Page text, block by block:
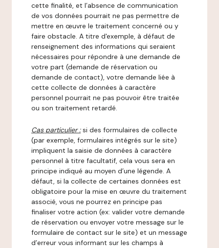
cette finalité, et l’absence de communication
de vos données pourrait ne pas permettre de
mettre en œuvre le traitement concerné ou y
faire obstacle. A titre d'exemple, à défaut de
renseignement des informations qui seraient
nécessaires pour répondre à une demande de
votre part (demande de réservation ou
demande de contact), votre demande liée à
cette collecte de données à caractère
personnel pourrait ne pas pouvoir être traitée
ou son traitement retardé.
Cas particulier : si des formulaires de collecte
(par exemple, formulaires intégrés sur le site)
impliquent la saisie de données à caractère
personnel à titre facultatif, cela vous sera en
principe indiqué au moyen d’une légende. A
défaut, si la collecte de certaines données est
obligatoire pour la mise en œuvre du traitement
associé, vous ne pourrez en principe pas
finaliser votre action (ex: valider votre demande
de réservation ou envoyer votre message sur le
formulaire de contact sur le site) et un message
d’erreur vous informant sur les champs à